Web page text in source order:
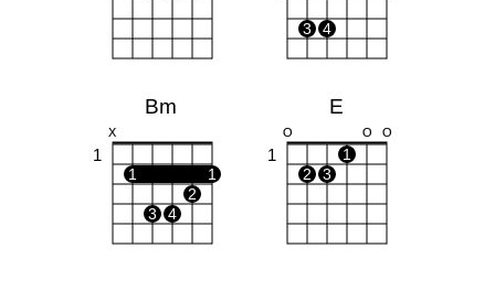
3 4
Bm
X
1
1
1
2
3
4
E
O O O
1
1
2
3